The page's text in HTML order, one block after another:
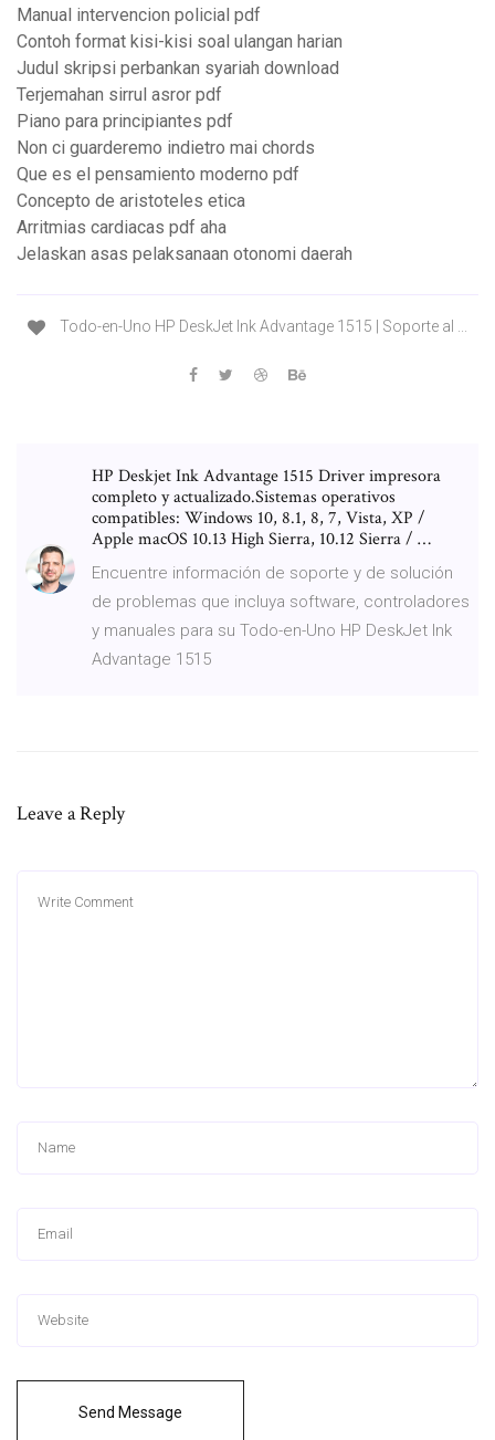
Manual intervencion policial pdf
Contoh format kisi-kisi soal ulangan harian
Judul skripsi perbankan syariah download
Terjemahan sirrul asror pdf
Piano para principiantes pdf
Non ci guarderemo indietro mai chords
Que es el pensamiento moderno pdf
Concepto de aristoteles etica
Arritmias cardiacas pdf aha
Jelaskan asas pelaksanaan otonomi daerah
Todo-en-Uno HP DeskJet Ink Advantage 1515 | Soporte al ...
HP Deskjet Ink Advantage 1515 Driver impresora
completo y actualizado.Sistemas operativos
compatibles: Windows 10, 8.1, 8, 7, Vista, XP /
Apple macOS 10.13 High Sierra, 10.12 Sierra / …
Encuentre información de soporte y de solución
de problemas que incluya software, controladores
y manuales para su Todo-en-Uno HP DeskJet Ink
Advantage 1515
Leave a Reply
Send Message